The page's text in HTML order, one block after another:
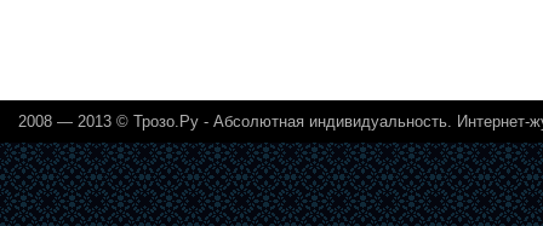
2008 — 2013 © Трозо.Ру - Абсолютная индивидуальность. Интернет-